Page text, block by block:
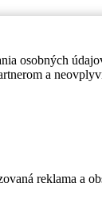
osobných
a
reklama a